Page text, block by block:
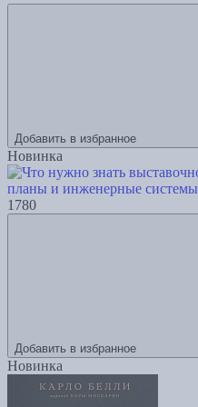
Добавить в избранное
Новинка
планы и инженерные системы
1780
Добавить в избранное
Новинка